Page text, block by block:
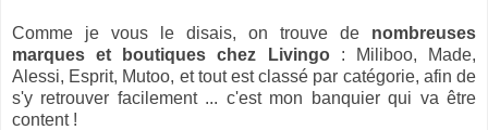
Comme je vous le disais, on trouve de nombreuses
marques et boutiques chez Livingo : Miliboo, Made,
Alessi, Esprit, Mutoo, et tout est classé par catégorie, afin de
s'y retrouver facilement ... c'est mon banquier qui va être
content !